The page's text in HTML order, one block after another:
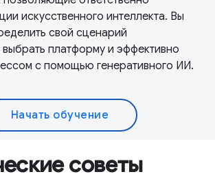
искусственного интеллекта. Вы
свой сценарий
платформу и эффективно
с помощью генеративного ИИ.
Начать обучение
советы